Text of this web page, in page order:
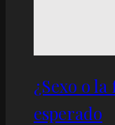
¿Sexo o
esperado